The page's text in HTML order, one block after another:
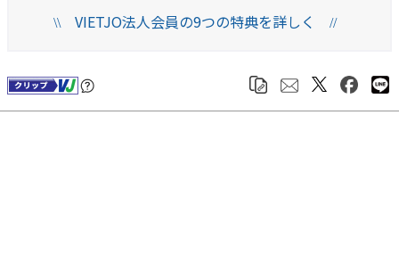
\\VIETJO法人会員の9つの特典を詳しく //